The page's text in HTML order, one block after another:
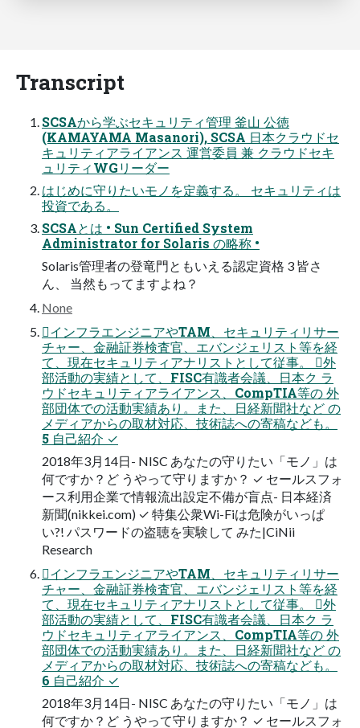
Transcript
SCSAから学ぶセキュリティ管理 釜山 公徳
(KAMAYAMA Masanori), SCSA 日本クラウドセ
キュリティアライアンス 運営委員 兼 クラウドセキ
ュリティWGリーダー
はじめに守りたいモノを定義する。 セキュリティは
投資である。
SCSAとは • Sun Certified System
Administrator for Solaris の略称 •
Solaris管理者の登竜門ともいえる認定資格 3 皆さ
ん、 当然もってますよね？
None
インフラエンジニアやTAM、セキュリティリサー
チャー、金融証券検査官、エバンジェリスト等を経
て、現在セキュリティアナリストとして従事。 外
部活動の実績として、FISC有識者会議、日本ク ラ
ウドセキュリティアライアンス、CompTIA等の 外
部団体での活動実績あり。また、日経新聞社など の
メディアからの取材対応、技術誌への寄稿なども。
5 自己紹介 ✓
2018年3月14日- NISC あなたの守りたい「モノ」は
何ですか？ど うやって守りますか？ ✓ セールスフォ
ース利用企業で情報流出設定不備が盲点- 日本経済
新聞(nikkei.com) ✓ 特集公衆Wi-Fiは危険がいっぱ
い?! パスワードの盗聴を実験して みた|CiNii
Research
インフラエンジニアやTAM、セキュリティリサー
チャー、金融証券検査官、エバンジェリスト等を経
て、現在セキュリティアナリストとして従事。 外
部活動の実績として、FISC有識者会議、日本ク ラ
ウドセキュリティアライアンス、CompTIA等の 外
部団体での活動実績あり。また、日経新聞社など の
メディアからの取材対応、技術誌への寄稿なども。
6 自己紹介 ✓
2018年3月14日- NISC あなたの守りたい「モノ」は
何ですか？ど うやって守りますか？ ✓ セールスフォ